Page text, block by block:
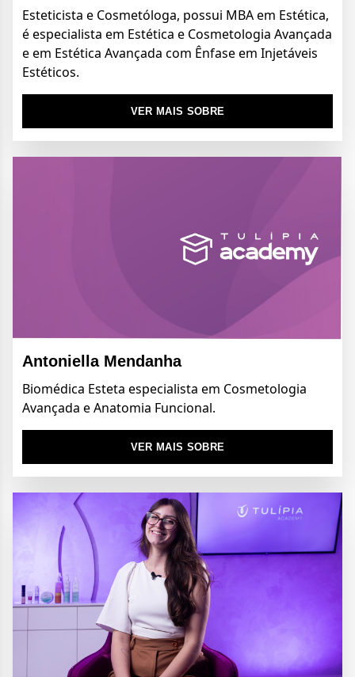
Esteticista e Cosmetóloga, possui MBA em Estética,
é especialista em Estética e Cosmetologia Avançada
e em Estética Avançada com Ênfase em Injetáveis
Estéticos.
VER MAIS SOBRE
Antoniella Mendanha
Biomédica Esteta especialista em Cosmetologia
Avançada e Anatomia Funcional.
VER MAIS SOBRE